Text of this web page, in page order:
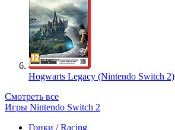
Hogwarts Legacy (Nintendo Switch 2)
Смотреть все
Игры Nintendo Switch 2
Гонки / Racing